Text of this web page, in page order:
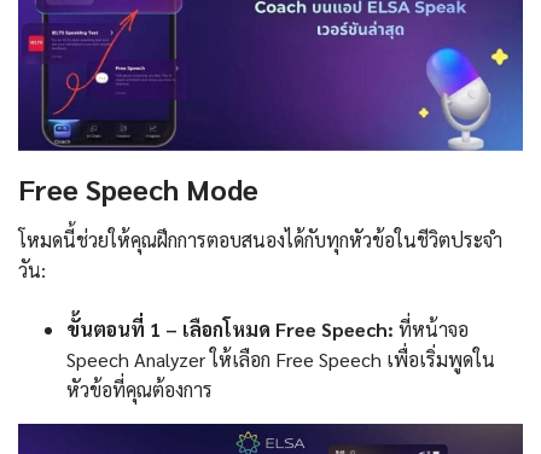
Free Speech Mode
โหมดนี้ช่วยให้คุณฝึกการตอบสนองได้กับทุกหัวข้อในชีวิตประจำ
วัน:
ขั้นตอนที่ 1 – เลือกโหมด Free Speech: ที่หน้าจอ
Speech Analyzer ให้เลือก Free Speech เพื่อเริ่มพูดใน
หัวข้อที่คุณต้องการ